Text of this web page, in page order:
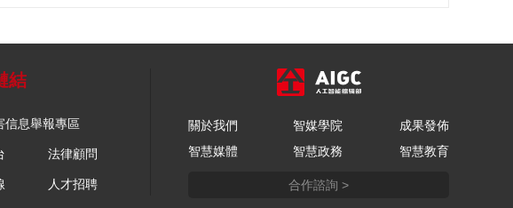
結
信息舉報專區
法律顧問
人才招聘
關於我們 智媒學院
成果發佈
智慧媒體
智慧政務 智慧教育
合作諮詢 >